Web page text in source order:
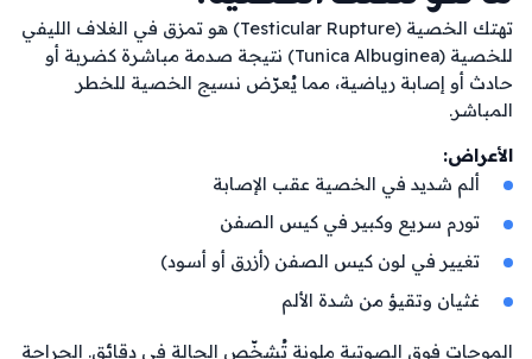
المباشر.
الأعراض:
ألم شديد في الخصية عقب الإصابة
تورم سريع وكبير في كيس الصفن
تغيير في لون كيس الصفن (أزرق أو أسود)
غثيان وتقيؤ من شدة الألم